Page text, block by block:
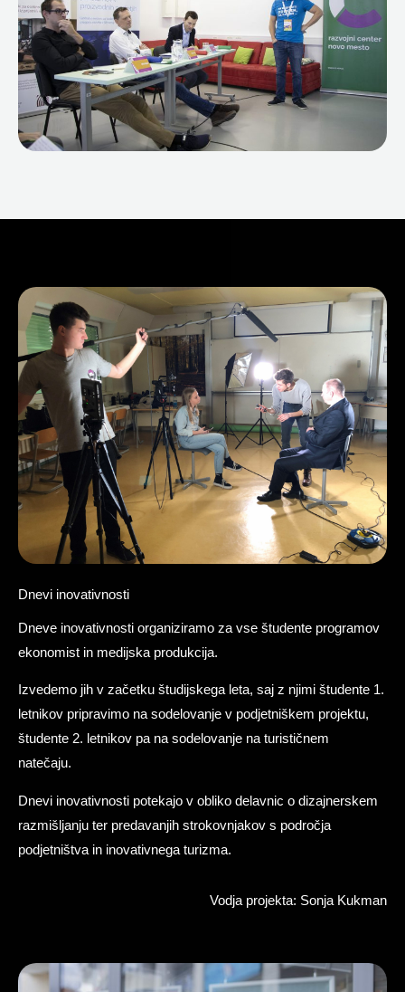
Dnevi inovativnosti
Dneve inovativnosti organiziramo za vse študente programov
ekonomist in medijska produkcija.
Izvedemo jih v začetku študijskega leta, saj z njimi študente 1.
letnikov pripravimo na sodelovanje v podjetniškem projektu,
študente 2. letnikov pa na sodelovanje na turističnem
natečaju.
Dnevi inovativnosti potekajo v obliko delavnic o dizajnerskem
razmišljanju ter predavanjih strokovnjakov s področja
podjetništva in inovativnega turizma.
Vodja projekta: Sonja Kukman